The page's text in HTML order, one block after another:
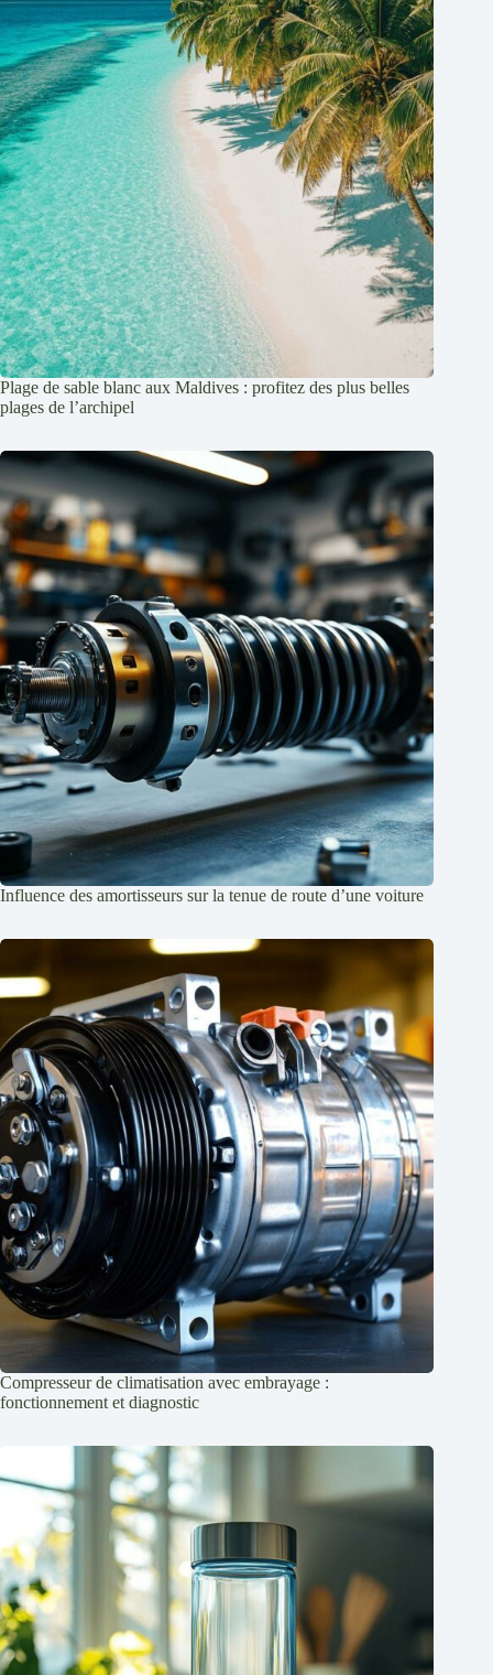
Plage de sable blanc aux Maldives : profitez des plus belles
plages de l’archipel
Influence des amortisseurs sur la tenue de route d’une voiture
Compresseur de climatisation avec embrayage :
fonctionnement et diagnostic